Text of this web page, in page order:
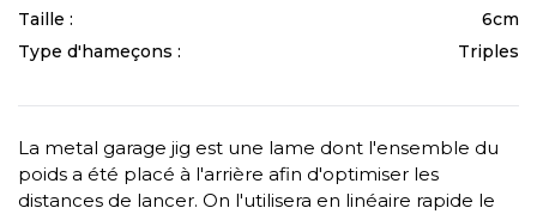
Taille :
6cm
Type d'hameçons :
Triples
La metal garage jig est une lame dont l'ensemble du
poids a été placé à l'arrière afin d'optimiser les
distances de lancer. On l'utilisera en linéaire rapide le